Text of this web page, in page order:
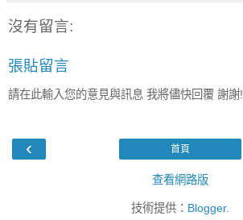
沒有留言:
張貼留言
請在此輸入您的意見與訊息 我將儘快回覆 謝謝!
‹ 首頁
查看網路版
技術提供： Blogger.